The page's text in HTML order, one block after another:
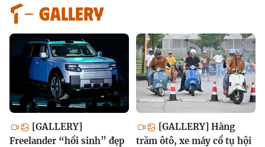
GALLERY
[GALLERY]
Freelander “hồi sinh” đẹp
[GALLERY] Hàng
trăm ôtô, xe máy cổ tụ hội